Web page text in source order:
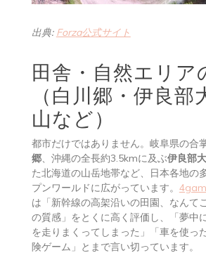
出典: Forza公式サイト
田舎・自然エリア
（白川郷・伊良部
山など）
都市だけではありません。岐阜県の合
郷、沖縄の全長約3.5kmに及ぶ伊良部
た北海道の山岳地帯など、日本各地の
プンワールドに広がっています。
は「新幹線の高架沿いの田園、なんて
の質感」をとくに高く評価し、「夢中
を走りまくってしまった」「車を使っ
険ゲーム」とまで言い切っています。